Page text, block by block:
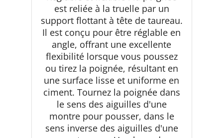
est reliée à la truelle par un
support flottant à tête de taureau.
Il est conçu pour être réglable en
angle, offrant une excellente
flexibilité lorsque vous poussez
ou tirez la poignée, résultant en
une surface lisse et uniforme en
ciment. Tournez la poignée dans
le sens des aiguilles d'une
montre pour pousser, dans le
sens inverse des aiguilles d'une